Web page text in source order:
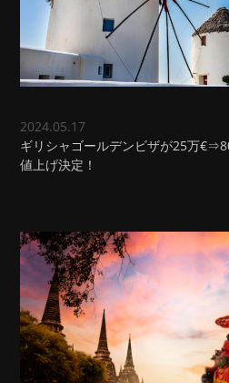
2024.05.17
ギリシャゴールデンビザが25万
値上げ決定！